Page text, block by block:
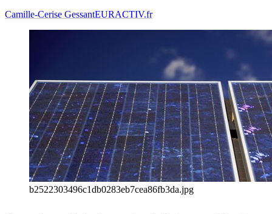
Camille-Cerise GessantEURACTIV.fr
b2522303496c1db0283eb7cea86fb3da.jpg